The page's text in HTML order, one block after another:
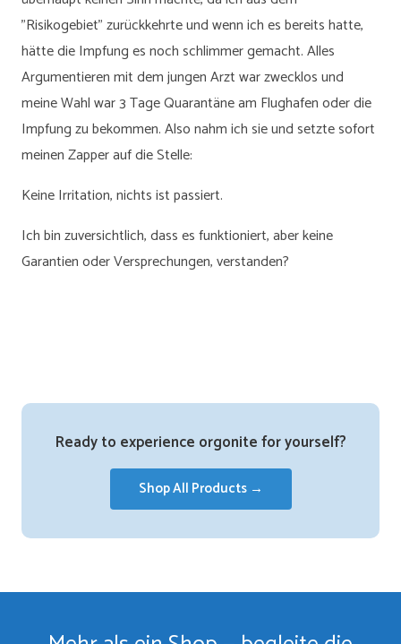
"Risikogebiet" zurückkehrte und wenn ich es bereits hatte,
hätte die Impfung es noch schlimmer gemacht. Alles
Argumentieren mit dem jungen Arzt war zwecklos und
meine Wahl war 3 Tage Quarantäne am Flughafen oder die
Impfung zu bekommen. Also nahm ich sie und setzte sofort
meinen Zapper auf die Stelle:
Keine Irritation, nichts ist passiert.
Ich bin zuversichtlich, dass es funktioniert, aber keine
Garantien oder Versprechungen, verstanden?
Ready to experience orgonite for yourself?
Shop All Products →